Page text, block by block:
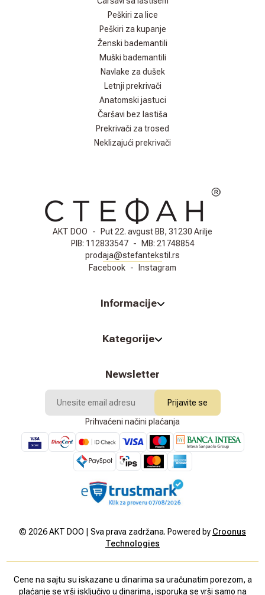
Peškiri za lice
Peškiri za kupanje
Ženski bademantili
Muški bademantili
Navlake za dušek
Letnji prekrivači
Anatomski jastuci
Čaršavi bez lastiša
Prekrivači za trosed
Neklizajući prekrivači
AKT DOO -
Put 22. avgust BB, 31230 Arilje
PIB: 112833547 - MB: 21748854
prodaja@stefantekstil.rs
Facebook - Instagram
Informacije
Kategorije
Newsletter
Prijavite se
Prihvaćeni načini plaćanja
© 2026AKT DOO | Sva prava zadržana. Powered by Croonus
Technologies
Cene na sajtu su iskazane u dinarima sa uračunatim porezom, a
plaćanje se vrši isključivo u dinarima, isporuka se vrši samo na